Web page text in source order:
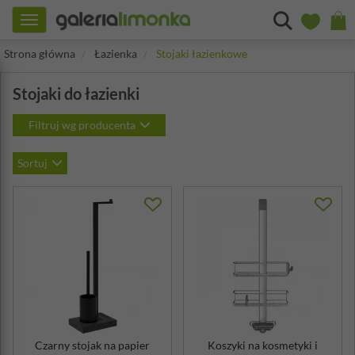
Toggle
navigation
Strona główna
Łazienka Stojaki łazienkowe
Stojaki do łazienki
Filtruj wg producenta
Sortuj
Czarny stojak na papier
Koszyki na kosmetyki i